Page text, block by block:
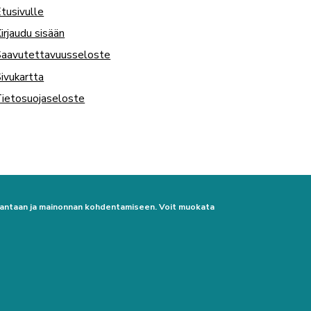
sisään
ja mainonnan kohdentamiseen. Voit muokata